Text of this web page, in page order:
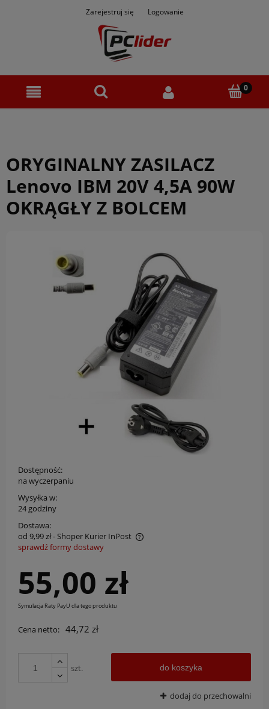
Zarejestruj się Logowanie
ORYGINALNY ZASILACZ
Lenovo IBM 20V 4,5A 90W
OKRĄGŁY Z BOLCEM
Dostępność:
na wyczerpaniu
Wysyłka w:
24 godziny
Dostawa:
od 9,99 zł- Shoper Kurier InPost
Cena nie zawiera ewentualnych kosztów płatności
sprawdź formy dostawy
55,00 zł
Symulacja Raty PayU dla tego produktu
Cena netto: 44,72 zł
szt. do koszyka
dodaj do przechowalni